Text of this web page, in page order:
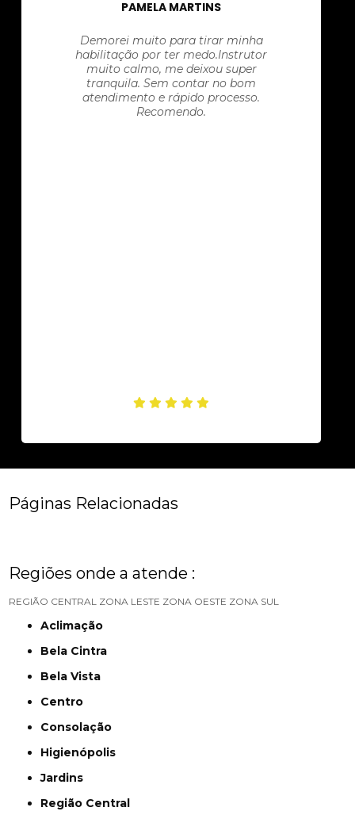
PAMELA MARTINS
Demorei muito para tirar minha
habilitação por ter medo.Instrutor
muito calmo, me deixou super
tranquila. Sem contar no bom
atendimento e rápido processo.
Recomendo.
Páginas Relacionadas
Regiões onde a atende :
REGIÃO CENTRAL ZONA LESTE ZONA OESTE ZONA SUL
Aclimação
Bela Cintra
Bela Vista
Centro
Consolação
Higienópolis
Jardins
Região Central